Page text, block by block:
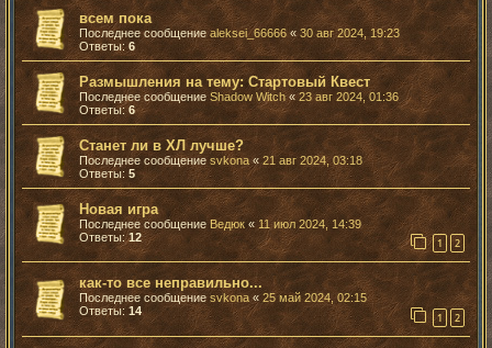
всем пока
Последнее сообщение aleksei_66666«30 авг 2024, 19:23
Ответы: 6
Размышления на тему: Стартовый Квест
Последнее сообщение Shadow Witch«23 авг 2024, 01:36
Ответы: 6
Станет ли в ХЛ лучше?
Последнее сообщение svkona « 21 авг 2024, 03:18
Ответы: 5
Новая игра
Последнее сообщение Ведюк « 11 июл 2024, 14:39
Ответы:12 1 2
как-то все неправильно...
Последнее сообщение svkona« 25 май 2024, 02:15
Ответы: 14 1 2